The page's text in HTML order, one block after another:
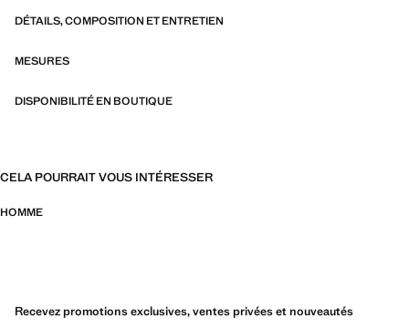
DÉTAILS, COMPOSITION ET ENTRETIEN
MESURES
DISPONIBILITÉ EN BOUTIQUE
CELA POURRAIT VOUS INTÉRESSER
HOMME
Recevez promotions exclusives, ventes privées et nouveautés